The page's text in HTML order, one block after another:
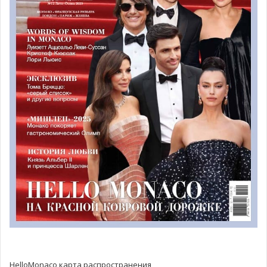
вселенную.
От юного взгляда к
национальной гордости
В субботу команды боролись за национальные титулы.
Параллельно юниорский конкурс приветствовал
начинающих фотографов от 8 до 17 лет, желающих
соединить искусство и заботу об океане, воспитывая
раннее чувство ответственности за море.
Большое открытие в
Океанографическом музее
HelloMonaco карта распространения